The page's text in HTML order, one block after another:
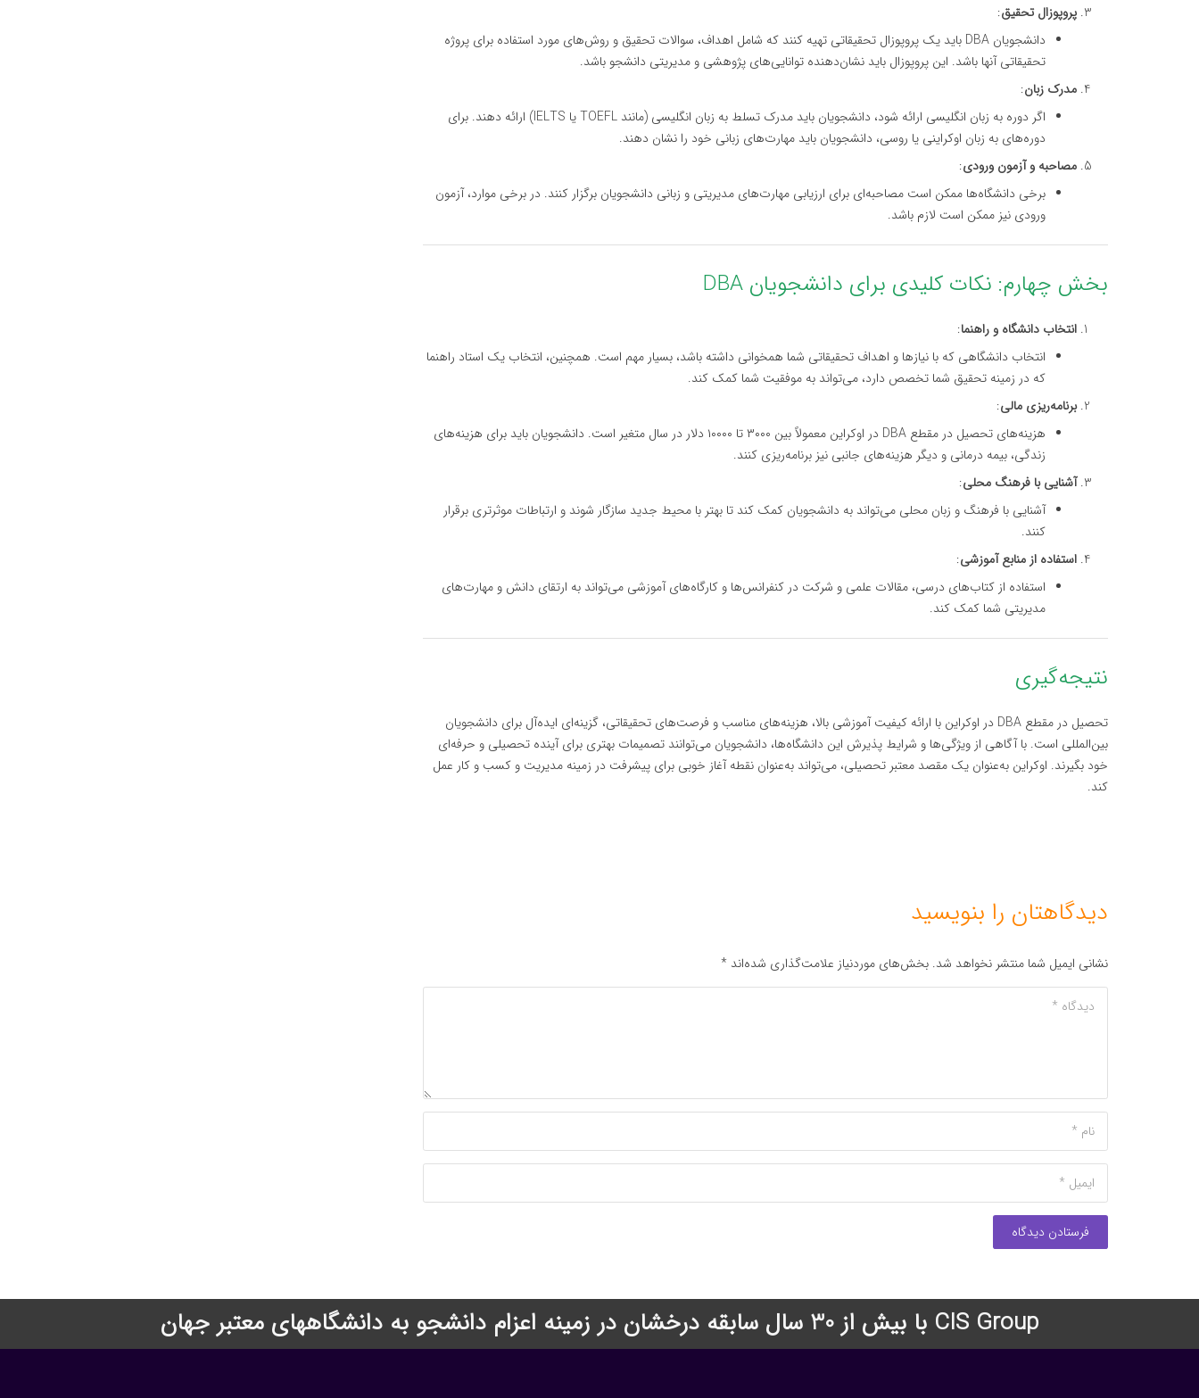
پروپوزال تحقیق:
دانشجویان DBA باید یک پروپوزال تحقیقاتی تهیه کنند که شامل اهداف، سوالات تحقیق و روش‌های مورد استفاده برای پروژه
تحقیقاتی آنها باشد. این پروپوزال باید نشان‌دهنده توانایی‌های پژوهشی و مدیریتی دانشجو باشد.
مدرک زبان:
اگر دوره به زبان انگلیسی ارائه شود، دانشجویان باید مدرک تسلط به زبان انگلیسی (مانند TOEFL یا IELTS) ارائه دهند. برای
دوره‌های به زبان اوکراینی یا روسی، دانشجویان باید مهارت‌های زبانی خود را نشان دهند.
مصاحبه و آزمون ورودی:
برخی دانشگاه‌ها ممکن است مصاحبه‌ای برای ارزیابی مهارت‌های مدیریتی و زبانی دانشجویان برگزار کنند. در برخی موارد، آزمون
ورودی نیز ممکن است لازم باشد.
بخش چهارم: نکات کلیدی برای دانشجویان DBA
انتخاب دانشگاه و راهنما:
انتخاب دانشگاهی که با نیازها و اهداف تحقیقاتی شما همخوانی داشته باشد، بسیار مهم است. همچنین، انتخاب یک استاد راهنما
که در زمینه تحقیق شما تخصص دارد، می‌تواند به موفقیت شما کمک کند.
برنامه‌ریزی مالی:
هزینه‌های تحصیل در مقطع DBA در اوکراین معمولاً بین ۳۰۰۰ تا ۱۰۰۰۰ دلار در سال متغیر است. دانشجویان باید برای هزینه‌های
زندگی، بیمه درمانی و دیگر هزینه‌های جانبی نیز برنامه‌ریزی کنند.
آشنایی با فرهنگ محلی:
آشنایی با فرهنگ و زبان محلی می‌تواند به دانشجویان کمک کند تا بهتر با محیط جدید سازگار شوند و ارتباطات موثرتری برقرار
کنند.
استفاده از منابع آموزشی:
استفاده از کتاب‌های درسی، مقالات علمی و شرکت در کنفرانس‌ها و کارگاه‌های آموزشی می‌تواند به ارتقای دانش و مهارت‌های
مدیریتی شما کمک کند.
نتیجه‌گیری
تحصیل در مقطع DBA در اوکراین با ارائه کیفیت آموزشی بالا، هزینه‌های مناسب و فرصت‌های تحقیقاتی، گزینه‌ای ایده‌آل برای دانشجویان
بین‌المللی است. با آگاهی از ویژگی‌ها و شرایط پذیرش این دانشگاه‌ها، دانشجویان می‌توانند تصمیمات بهتری برای آینده تحصیلی و حرفه‌ای
خود بگیرند. اوکراین به‌عنوان یک مقصد معتبر تحصیلی، می‌تواند به‌عنوان نقطه آغاز خوبی برای پیشرفت در زمینه مدیریت و کسب و کار عمل
کند.
دیدگاهتان را بنویسید
نشانی ایمیل شما منتشر نخواهد شد. بخش‌های موردنیاز علامت‌گذاری شده‌اند *
فرستادن دیدگاه
CIS Group با بیش از 30 سال سابقه درخشان در زمینه اعزام دانشجو به دانشگاههای معتبر جهان